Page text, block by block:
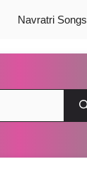
Navratri Songs